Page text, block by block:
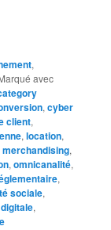
,
avec
,cyber
client,
,location,
merchandising,
,omnicanalité,
,
sociale,
,